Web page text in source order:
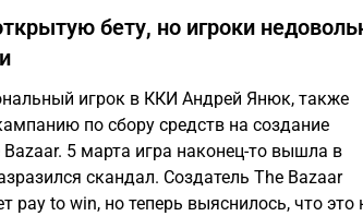
бету, но игроки
игрок в ККИ Андрей Янюк, также
по сбору средств на создание
5 марта игра наконец-то вышла в
скандал. Создатель The Bazaar
pay to win, но теперь выяснилось, что это